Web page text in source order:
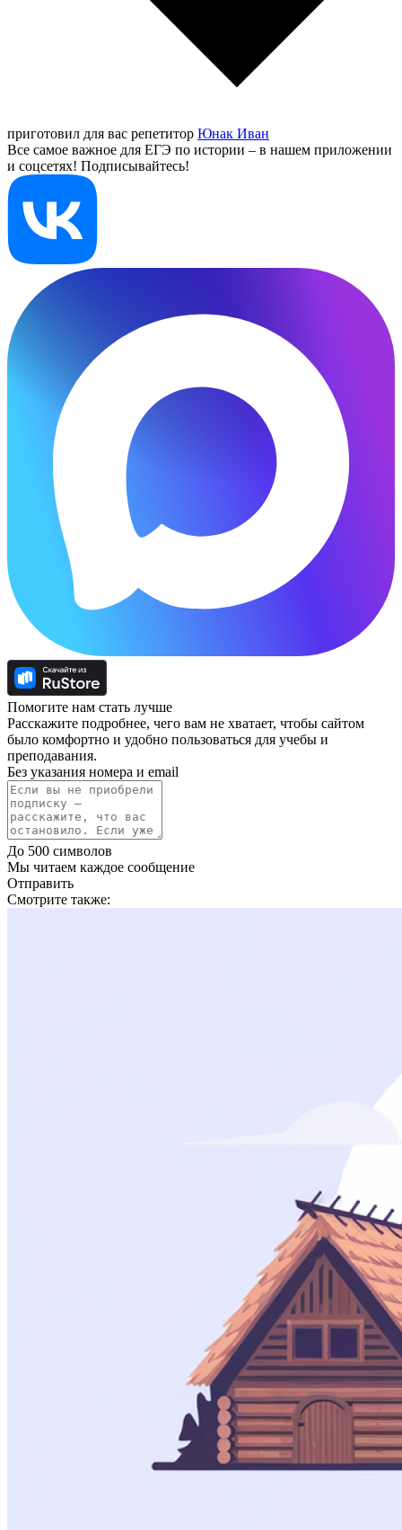
приготовил для вас репетитор Юнак Иван
Все самое важное для ЕГЭ по истории – в нашем приложении
и соцсетях! Подписывайтесь!
Помогите нам стать лучше
Расскажите подробнее, чего вам не хватает, чтобы сайтом
было комфортно и удобно пользоваться для учебы и
преподавания.
Без указания номера и email
До 500 символов
Мы читаем каждое сообщение
Отправить
Смотрите также: